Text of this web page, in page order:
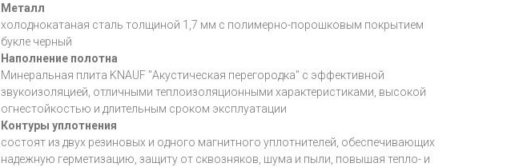
Металл
холоднокатаная сталь толщиной 1,7 мм с полимерно-порошковым покрытием
букле черный
Наполнение полотна
Минеральная плита KNAUF "Акустическая перегородка" с эффективной
звукоизоляцией, отличными теплоизоляционными характеристиками, высокой
огнестойкостью и длительным сроком эксплуатации
Контуры уплотнения
состоят из двух резиновых и одного магнитного уплотнителей, обеспечивающих
надежную герметизацию, защиту от сквозняков, шума и пыли, повышая тепло- и